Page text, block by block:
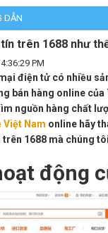
DẪN
trên 1688 như
PM
điện tử có nhiều
bán hàng online của
nguồn hàng chất
Việt Nam online hãy
1688 mà chúng
động